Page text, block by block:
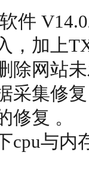
件
，加上
除网站
采集修
修复 。
cpu与